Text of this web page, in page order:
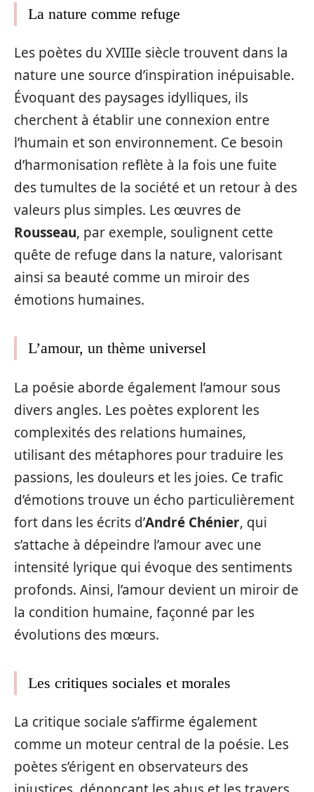
La nature comme refuge
Les poètes du XVIIIe siècle trouvent dans la
nature une source d’inspiration inépuisable.
Évoquant des paysages idylliques, ils
cherchent à établir une connexion entre
l’humain et son environnement. Ce besoin
d’harmonisation reflète à la fois une fuite
des tumultes de la société et un retour à des
valeurs plus simples. Les œuvres de
Rousseau, par exemple, soulignent cette
quête de refuge dans la nature, valorisant
ainsi sa beauté comme un miroir des
émotions humaines.
L’amour, un thème universel
La poésie aborde également l’amour sous
divers angles. Les poètes explorent les
complexités des relations humaines,
utilisant des métaphores pour traduire les
passions, les douleurs et les joies. Ce trafic
d’émotions trouve un écho particulièrement
fort dans les écrits d’André Chénier, qui
s’attache à dépeindre l’amour avec une
intensité lyrique qui évoque des sentiments
profonds. Ainsi, l’amour devient un miroir de
la condition humaine, façonné par les
évolutions des mœurs.
Les critiques sociales et morales
La critique sociale s’affirme également
comme un moteur central de la poésie. Les
poètes s’érigent en observateurs des